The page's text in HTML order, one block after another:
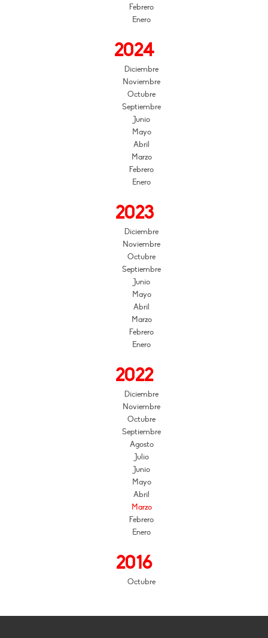
Febrero
Enero
2024
Diciembre
Noviembre
Octubre
Septiembre
Junio
Mayo
Abril
Marzo
Febrero
Enero
2023
Diciembre
Noviembre
Octubre
Septiembre
Junio
Mayo
Abril
Marzo
Febrero
Enero
2022
Diciembre
Noviembre
Octubre
Septiembre
Agosto
Julio
Junio
Mayo
Abril
Marzo
Febrero
Enero
2016
Octubre